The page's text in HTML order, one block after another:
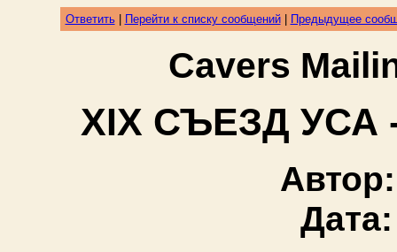
Ответить| Перейти к списку сообщений| Предыдущее
Cavers
ХІХ СЪЕЗД